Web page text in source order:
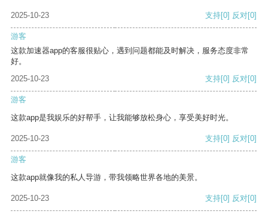
2025-10-23 支持[0] 反对[0]
游客
这款加速器app的客服很贴心，遇到问题都能及时解决，服务态度非常
好。
2025-10-23
支持[0] 反对[0]
游客
这款app是我娱乐的好帮手，让我能够放松身心，享受美好时光。
2025-10-23 支持[0] 反对[0]
游客
这款app就像我的私人导游，带我领略世界各地的美景。
2025-10-23 支持[0] 反对[0]